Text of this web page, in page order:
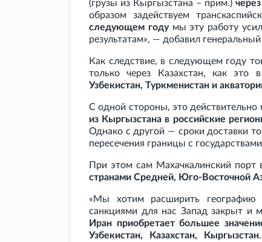
(грузы из Кыргызстана – прим.)
образом задействуем
следующем годумы эту работу
результатам», — добавил
Как следствие, в следующем году
только через Казахстан, как это
Узбекистан, Туркменистан и
С одной стороны, это
из Кыргызстана в российские
Однако с другой — сроки доставки
пересечения границы с
При этом сам Махачкалинский порт
странами Средней, Юго-Восточной
«Мы хотим расширить
санкциями для нас Запад закрыт и
Иран приобретает большее
Узбекистан, Казахстан, Кыргызстан